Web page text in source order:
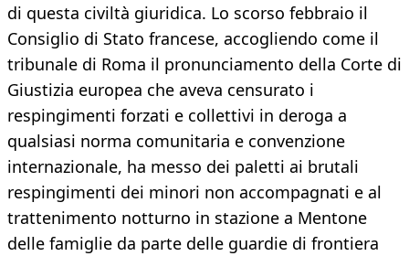
di questa civiltà giuridica. Lo scorso febbraio il
Consiglio di Stato francese, accogliendo come il
tribunale di Roma il pronunciamento della Corte di
Giustizia europea che aveva censurato i
respingimenti forzati e collettivi in deroga a
qualsiasi norma comunitaria e convenzione
internazionale, ha messo dei paletti ai brutali
respingimenti dei minori non accompagnati e al
trattenimento notturno in stazione a Mentone
delle famiglie da parte delle guardie di frontiera